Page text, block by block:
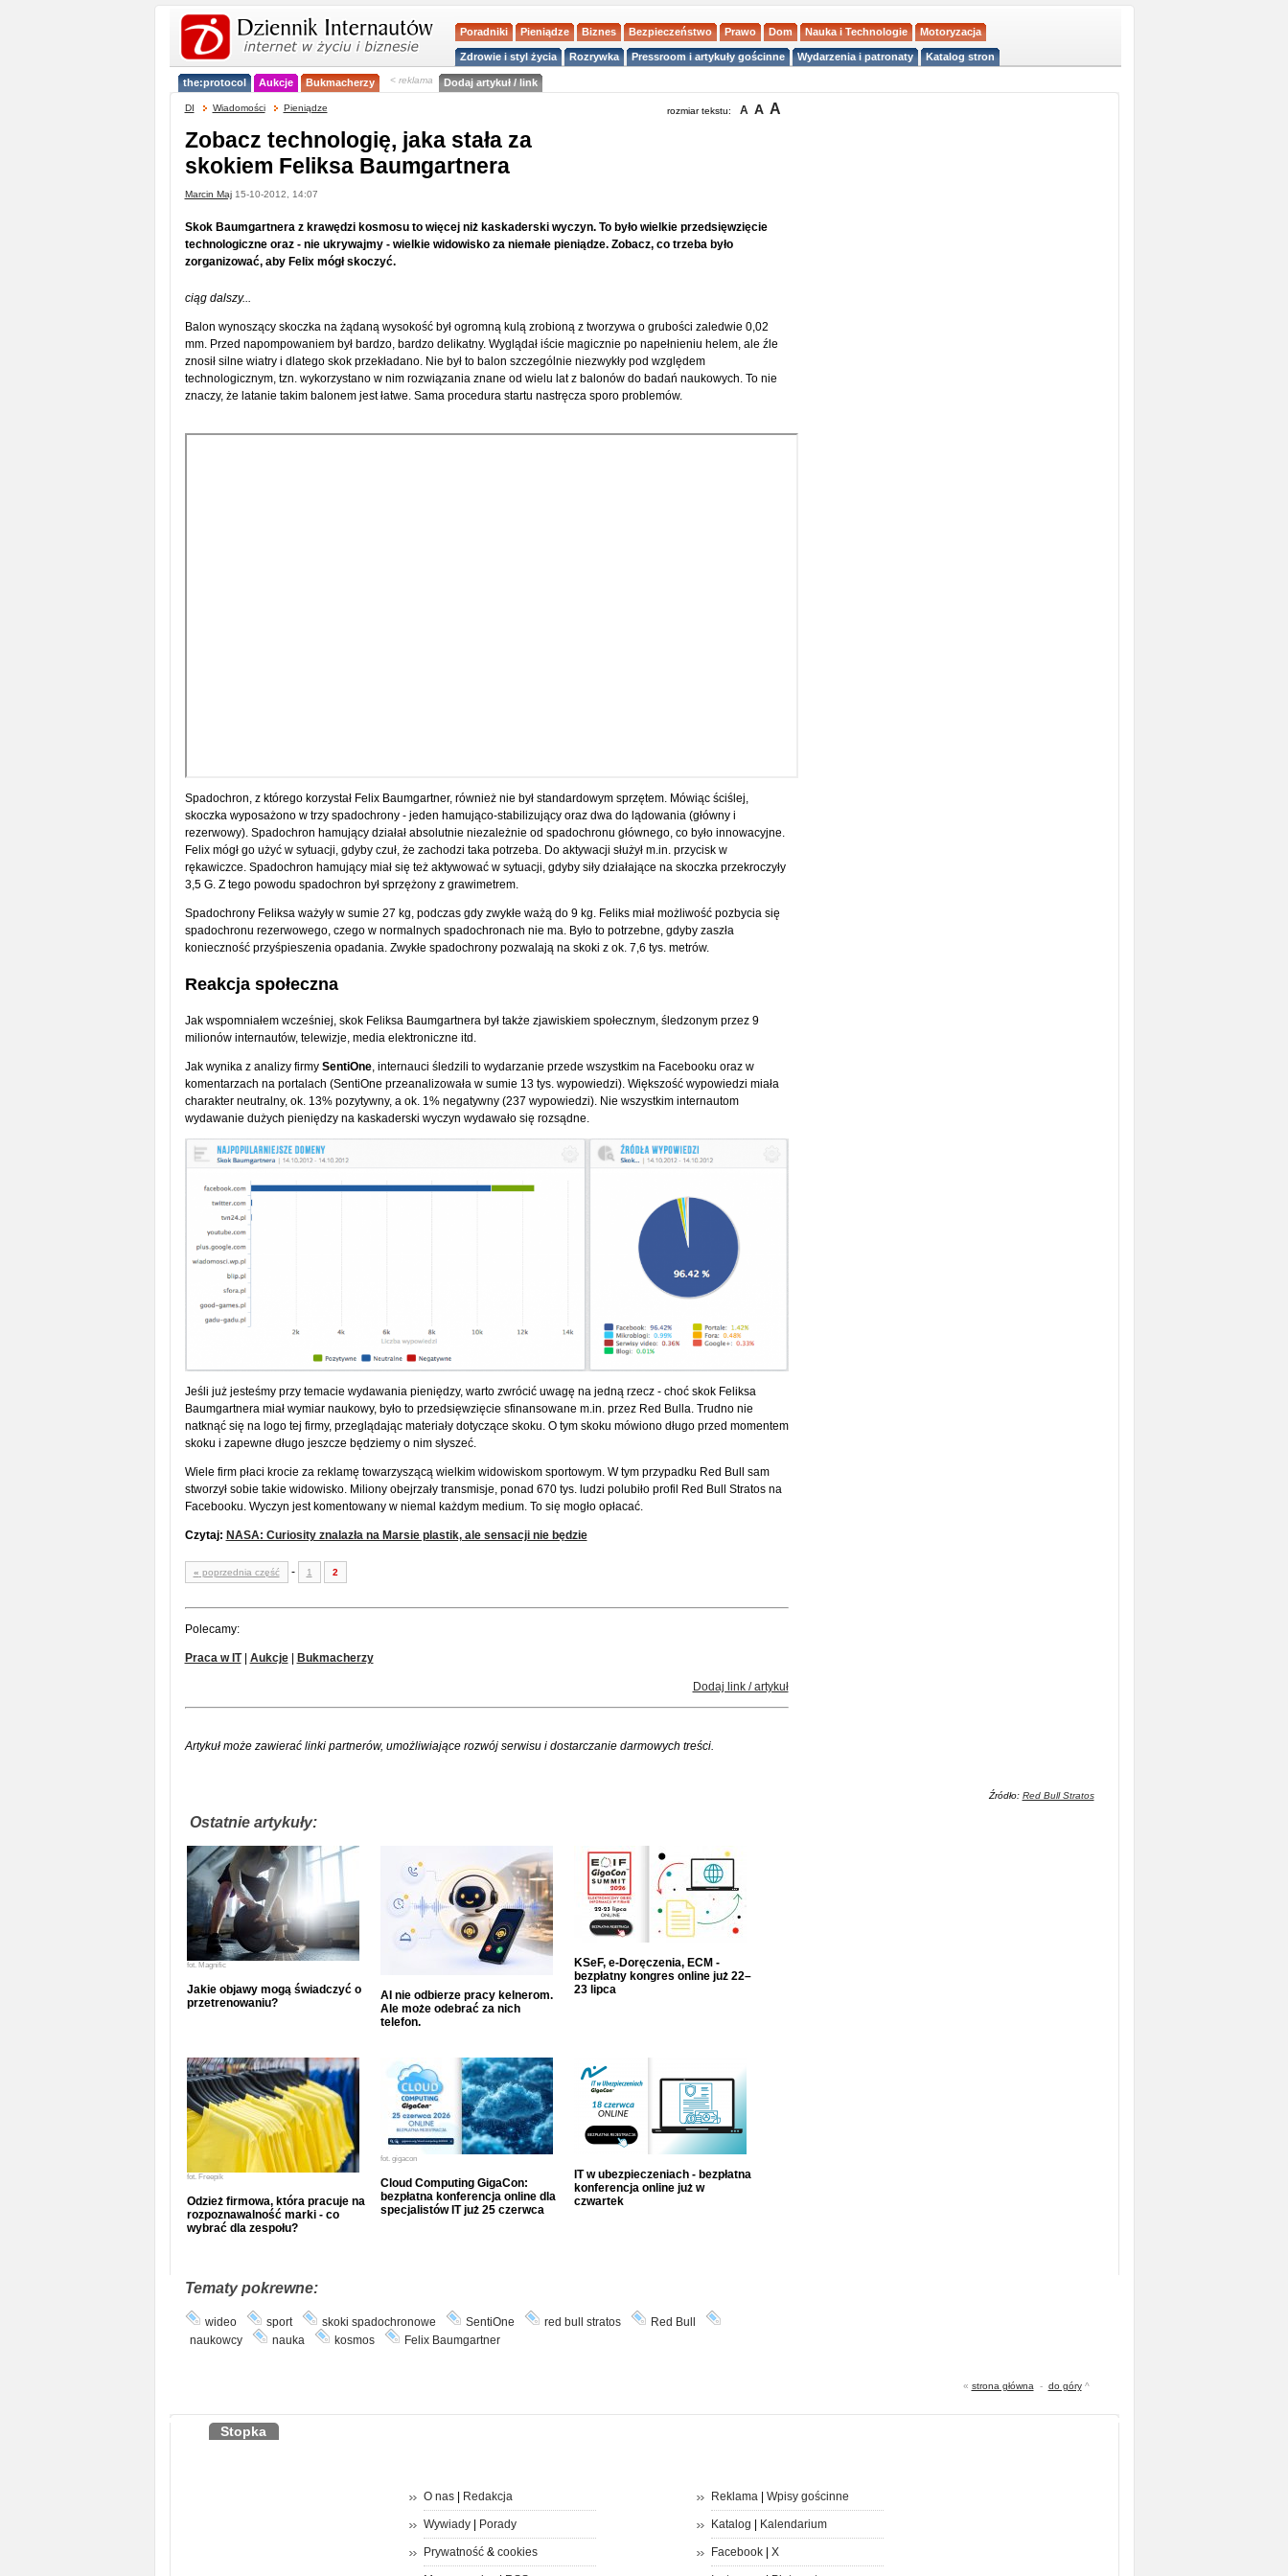
Poradniki Pieniądze Biznes Bezpieczeństwo Prawo Dom Nauka i Technologie Motoryzacja
Zdrowie i styl życia Rozrywka Pressroom i artykuły gościnne Wydarzenia i patronaty Katalog stron
the:protocol Aukcje Bukmacherzy < reklama Dodaj artykuł / link
DI Wiadomości Pieniądze rozmiar tekstu: A A A
Zobacz technologię, jaka stała za
skokiem Feliksa Baumgartnera
Marcin Maj15-10-2012, 14:07
Skok Baumgartnera z krawędzi kosmosu to więcej niż kaskaderski wyczyn. To było wielkie przedsięwzięcie
technologiczne oraz - nie ukrywajmy - wielkie widowisko za niemałe pieniądze. Zobacz, co trzeba było
zorganizować, aby Felix mógł skoczyć.
ciąg dalszy...
Balon wynoszący skoczka na żądaną wysokość był ogromną kulą zrobioną z tworzywa o grubości zaledwie 0,02
mm. Przed napompowaniem był bardzo, bardzo delikatny. Wyglądał iście magicznie po napełnieniu helem, ale źle
znosił silne wiatry i dlatego skok przekładano. Nie był to balon szczególnie niezwykły pod względem
technologicznym, tzn. wykorzystano w nim rozwiązania znane od wielu lat z balonów do badań naukowych. To nie
znaczy, że latanie takim balonem jest łatwe. Sama procedura startu nastręcza sporo problemów.
Spadochron, z którego korzystał Felix Baumgartner, również nie był standardowym sprzętem. Mówiąc ściślej,
skoczka wyposażono w trzy spadochrony - jeden hamująco-stabilizujący oraz dwa do lądowania (główny i
rezerwowy). Spadochron hamujący działał absolutnie niezależnie od spadochronu głównego, co było innowacyjne.
Felix mógł go użyć w sytuacji, gdyby czuł, że zachodzi taka potrzeba. Do aktywacji służył m.in. przycisk w
rękawiczce. Spadochron hamujący miał się też aktywować w sytuacji, gdyby siły działające na skoczka przekroczyły
3,5 G. Z tego powodu spadochron był sprzężony z grawimetrem.
Spadochrony Feliksa ważyły w sumie 27 kg, podczas gdy zwykłe ważą do 9 kg. Feliks miał możliwość pozbycia się
spadochronu rezerwowego, czego w normalnych spadochronach nie ma. Było to potrzebne, gdyby zaszła
konieczność przyśpieszenia opadania. Zwykłe spadochrony pozwalają na skoki z ok. 7,6 tys. metrów.
Reakcja społeczna
Jak wspomniałem wcześniej, skok Feliksa Baumgartnera był także zjawiskiem społecznym, śledzonym przez 9
milionów internautów, telewizje, media elektroniczne itd.
Jak wynika z analizy firmy SentiOne, internauci śledzili to wydarzanie przede wszystkim na Facebooku oraz w
komentarzach na portalach (SentiOne przeanalizowała w sumie 13 tys. wypowiedzi). Większość wypowiedzi miała
charakter neutralny, ok. 13% pozytywny, a ok. 1% negatywny (237 wypowiedzi). Nie wszystkim internautom
wydawanie dużych pieniędzy na kaskaderski wyczyn wydawało się rozsądne.
Jeśli już jesteśmy przy temacie wydawania pieniędzy, warto zwrócić uwagę na jedną rzecz - choć skok Feliksa
Baumgartnera miał wymiar naukowy, było to przedsięwzięcie sfinansowane m.in. przez Red Bulla. Trudno nie
natknąć się na logo tej firmy, przeglądając materiały dotyczące skoku. O tym skoku mówiono długo przed momentem
skoku i zapewne długo jeszcze będziemy o nim słyszeć.
Wiele firm płaci krocie za reklamę towarzyszącą wielkim widowiskom sportowym. W tym przypadku Red Bull sam
stworzył sobie takie widowisko. Miliony obejrzały transmisje, ponad 670 tys. ludzi polubiło profil Red Bull Stratos na
Facebooku. Wyczyn jest komentowany w niemal każdym medium. To się mogło opłacać.
Czytaj: NASA: Curiosity znalazła na Marsie plastik, ale sensacji nie będzie
« poprzednia część - 1 2
Polecamy:
Praca w IT| Aukcje| Bukmacherzy
Dodaj link / artykuł
Artykuł może zawierać linki partnerów, umożliwiające rozwój serwisu i dostarczanie darmowych treści.
Źródło: Red Bull Stratos
Ostatnie artykuły:
fot. Magnific
Jakie objawy mogą świadczyć o
przetrenowaniu?
AI nie odbierze pracy kelnerom.
Ale może odebrać za nich
telefon.
KSeF, e-Doręczenia, ECM -
bezpłatny kongres online już 22–
23 lipca
fot. Freepik
Odzież firmowa, która pracuje na
rozpoznawalność marki - co
wybrać dla zespołu?
fot. gigacon
Cloud Computing GigaCon:
bezpłatna konferencja online dla
specjalistów IT już 25 czerwca
IT w ubezpieczeniach - bezpłatna
konferencja online już w
czwartek
Tematy pokrewne:
wideo sport skoki spadochronowe SentiOne red bull stratos
Red Bull
naukowcy
nauka kosmos Felix Baumgartner
« strona główna - do góry^
Stopka
O nas| Redakcja
Wywiady| Porady
Prywatność& cookies
Reklama| Wpisy gościnne
Katalog Kalendarium
Facebook| X